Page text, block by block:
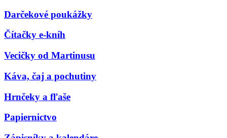
Darčekové poukážky
Čítačky e-kníh
Vecičky od Martinusu
Káva, čaj a pochutiny
Hrnčeky a fľaše
Papiernictvo